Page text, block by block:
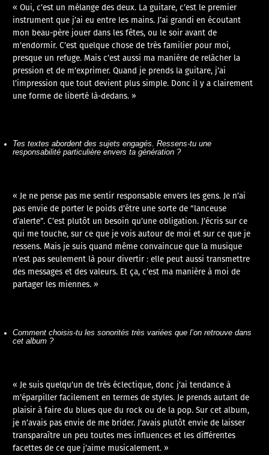
« Oui, c’est un mélange des deux. La guitare, c’est le premier
instrument que j’ai eu entre les mains. J’ai grandi en écoutant
mon beau-père jouer dans les fêtes, ou le soir avant de
m’endormir. C’est quelque chose de très familier pour moi,
presque un refuge. Mais c’est aussi ma manière de relâcher la
pression et de m’exprimer. Quand je prends la guitare, j’ai
l’impression que tout devient plus simple. Donc il y a clairement
une forme de liberté là-dedans. »
Tes textes abordent des sujets engagés. Ressens-tu une
responsabilité particulière envers ta génération ?
« Je ne pense pas me sentir responsable envers les gens. Je n’ai
pas envie de porter le poids d’être une sorte de “lanceuse
d’alerte”. C’est plutôt un besoin qu’une obligation. J’écris sur ce
qui me touche, sur ce que je vois autour de moi et sur ce que je
ressens. Mais je suis quand même convaincue que la musique
n’est pas seulement là pour divertir : elle peut aussi transmettre
des messages et des valeurs. Et ça, c’est ma manière à moi de
partager les miennes. »
Comment choisis-tu les sonorités très variées que l’on retrouve dans
cet album ?
« Je suis quelqu’un de très éclectique, donc j’ai tendance à
m’éparpiller facilement en termes de styles. Je prends autant de
plaisir à faire du blues que du rock ou de la pop. Sur cet album,
je n’avais pas envie de me brider. J’avais plutôt envie de laisser
transparaître un peu toutes mes influences et les différentes
facettes de ce que j’aime musicalement. »